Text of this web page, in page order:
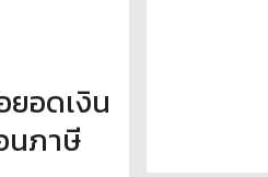
ยอดเงิน
นภาษี